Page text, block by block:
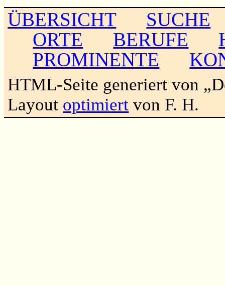
ÜBERSICHT
SUCHE
ORTE
BERUFE
PROMINENTE
HTML-Seite generiert von
Layout optimiert von F. H.